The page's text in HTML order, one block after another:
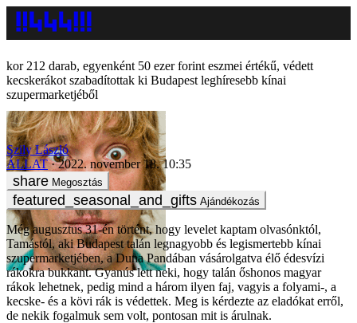
212 darab, egyenként 50 ezer forint eszmei értékű, védett
kecskerákot szabadítottak ki Budapest leghíresebb kínai
szupermarketjéből
Szily László
ÁLLAT
2022. november 18. 10:35
Megosztás
Ajándékozás
Még augusztus 31-én történt, hogy levelet kaptam olvasónktól,
Tamástól, aki Budapest talán legnagyobb és legismertebb kínai
szupermarketjében, a Duna Pandában vásárolgatva élő édesvízi
rákokra bukkant. Gyanús lett neki, hogy talán őshonos magyar
rákok lehetnek, pedig mind a három ilyen faj, vagyis a folyami-, a
kecske- és a kövi rák is védettek. Meg is kérdezte az eladókat erről,
de nekik fogalmuk sem volt, pontosan mit is árulnak.